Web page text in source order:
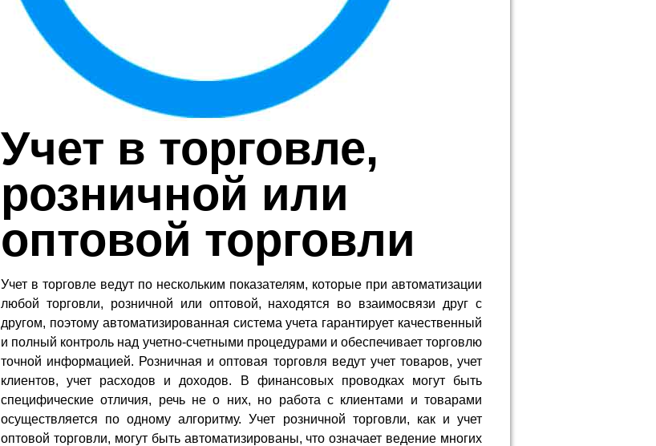
Учет в торговле,
розничной или
оптовой торговли
Учет в торговле ведут по нескольким показателям, которые при автоматизации
любой торговли, розничной или оптовой, находятся во взаимосвязи друг с
другом, поэтому автоматизированная система учета гарантирует качественный
и полный контроль над учетно-счетными процедурами и обеспечивает торговлю
точной информацией. Розничная и оптовая торговля ведут учет товаров, учет
клиентов, учет расходов и доходов. В финансовых проводках могут быть
специфические отличия, речь не о них, но работа с клиентами и товарами
осуществляется по одному алгоритму. Учет розничной торговли, как и учет
оптовой торговли, могут быть автоматизированы, что означает ведение многих